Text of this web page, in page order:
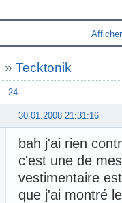
»Tecktonik
24
30.01.2008 21:31:16
bah j'ai rien
c'est une de
vestimentaire
que j'ai montré